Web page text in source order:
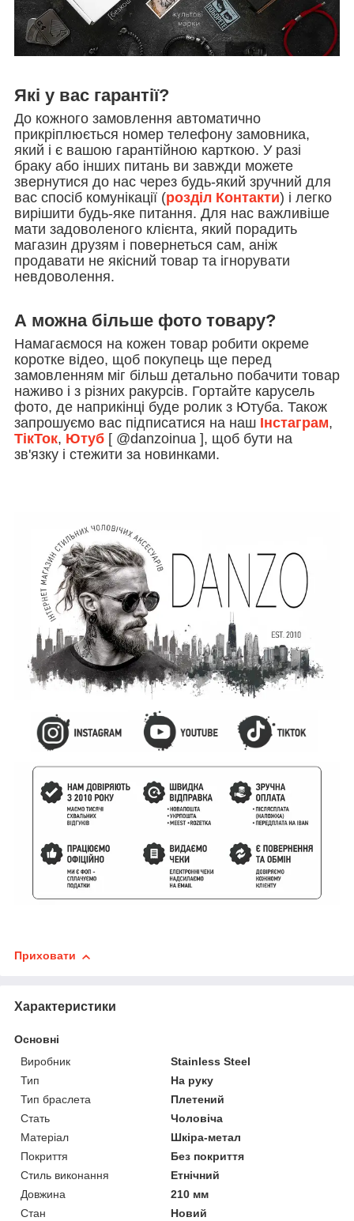
Які у вас гарантії?
До кожного замовлення автоматично
прикріплюється номер телефону замовника,
який і є вашою гарантійною карткою. У разі
браку або інших питань ви завжди можете
звернутися до нас через будь-який зручний для
вас спосіб комунікації (розділ Контакти) і легко
вирішити будь-яке питання. Для нас важливіше
мати задоволеного клієнта, який порадить
магазин друзям і повернеться сам, аніж
продавати не якісний товар та ігнорувати
невдоволення.
А можна більше фото товару?
Намагаємося на кожен товар робити окреме
коротке відео, щоб покупець ще перед
замовленням міг більш детально побачити товар
наживо і з різних ракурсів. Гортайте карусель
фото, де наприкінці буде ролик з Ютуба. Також
запрошуємо вас підписатися на наш Інстаграм,
ТікТок, Ютуб [ @danzoinua ], щоб бути на
зв'язку і стежити за новинками.
Приховати
Характеристики
Основні
Виробник
Stainless Steel
Тип
На руку
Тип браслета
Плетений
Стать
Чоловіча
Матеріал
Шкіра-метал
Покриття
Без покриття
Стиль виконання
Етнічний
Довжина
210 мм
Стан
Новий